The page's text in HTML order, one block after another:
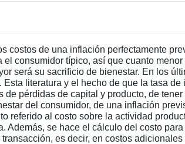
costos de una inflación perfectamente
consumidor típico, así que cuanto
será su sacrificio de bienestar. En los
literatura y el hecho de que la tasa
pérdidas de capital y producto, de
del consumidor, de una inflación
referido al costo sobre la actividad
Además, se hace el cálculo del costo
es decir, en costos